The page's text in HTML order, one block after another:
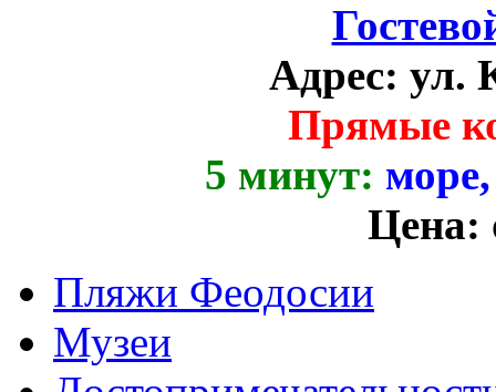
Адрес: ул.
Прямые
5 минут:
Цена:
Пляжи Феодосии
Музеи